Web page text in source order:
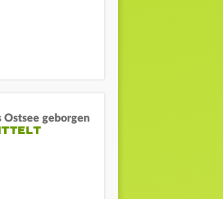
Ostsee geborgen